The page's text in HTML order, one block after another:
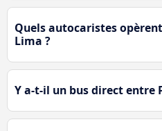
Quels autocaristes
Lima ?
Y a-t-il un bus direct entre